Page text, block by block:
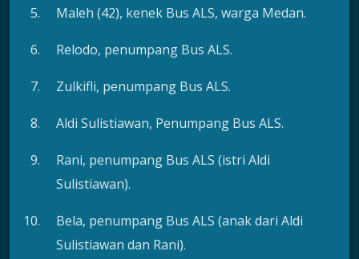
Maleh (42), kenek Bus ALS, warga Medan.
Relodo, penumpang Bus ALS.
Zulkifli, penumpang Bus ALS.
Aldi Sulistiawan, Penumpang Bus ALS.
Rani, penumpang Bus ALS (istri Aldi
Sulistiawan).
Bela, penumpang Bus ALS (anak dari Aldi
Sulistiawan dan Rani).